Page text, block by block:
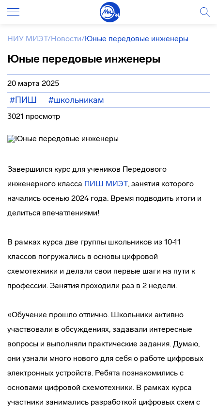
НИУ МИЭТ/Новости/Юные передовые инженеры
Юные передовые инженеры
20 марта 2025
#ПИШ #школьникам
3021 просмотр
Завершился курс для учеников Передового
инженерного класса ПИШ МИЭТ, занятия которого
начались осенью 2024 года. Время подводить итоги и
делиться впечатлениями!
В рамках курса две группы школьников из 10-11
классов погружались в основы цифровой
схемотехники и делали свои первые шаги на пути к
профессии. Занятия проходили раз в 2 недели.
«Обучение прошло отлично. Школьники активно
участвовали в обсуждениях, задавали интересные
вопросы и выполняли практические задания. Думаю,
они узнали много нового для себя о работе цифровых
электронных устройств. Ребята познакомились с
основами цифровой схемотехники. В рамках курса
участники занимались разработкой цифровых схем с